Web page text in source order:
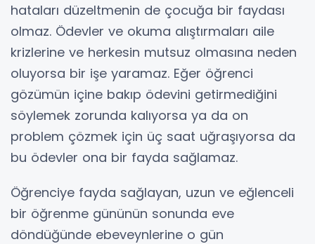
hataları düzeltmenin de çocuğa bir faydası
olmaz. Ödevler ve okuma alıştırmaları aile
krizlerine ve herkesin mutsuz olmasına neden
oluyorsa bir işe yaramaz. Eğer öğrenci
gözümün içine bakıp ödevini getirmediğini
söylemek zorunda kalıyorsa ya da on
problem çözmek için üç saat uğraşıyorsa da
bu ödevler ona bir fayda sağlamaz.
Öğrenciye fayda sağlayan, uzun ve eğlenceli
bir öğrenme gününün sonunda eve
döndüğünde ebeveynlerine o gün